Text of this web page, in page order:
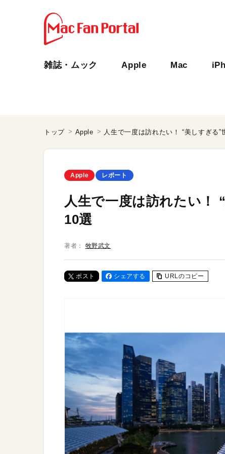
雑誌・ムック Apple Mac
トップ Apple 人生で一度は訪れたい！ “美しすぎる
Apple レポート
人生で一度は訪れたい！
10選
著者： 牧野武文
ポスト シェアする URLのコピー